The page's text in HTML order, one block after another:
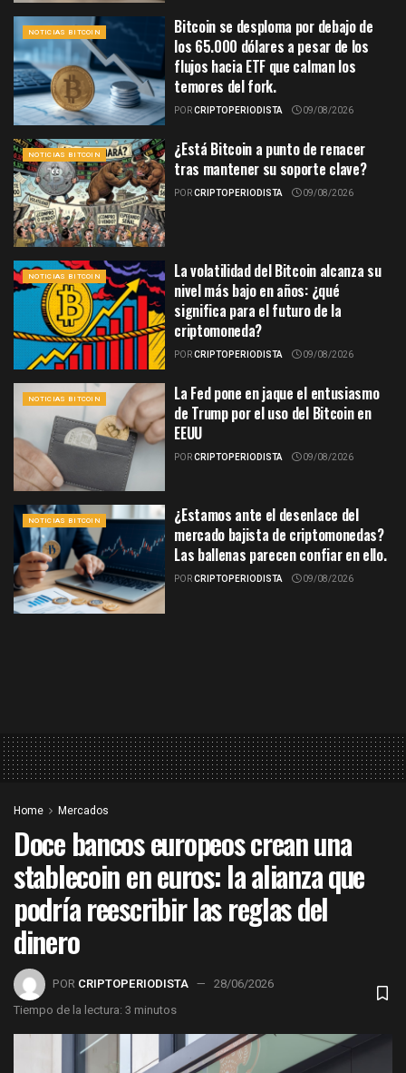
NOTICIAS BITCOIN
Bitcoin se desploma por debajo de
los 65.000 dólares a pesar de los
flujos hacia ETF que calman los
temores del fork.
PORCRIPTOPERIODISTA 09/08/2026
NOTICIAS BITCOIN
¿Está Bitcoin a punto de renacer
tras mantener su soporte clave?
PORCRIPTOPERIODISTA 09/08/2026
NOTICIAS BITCOIN
La volatilidad del Bitcoin alcanza su
nivel más bajo en años: ¿qué
significa para el futuro de la
criptomoneda?
PORCRIPTOPERIODISTA 09/08/2026
NOTICIAS BITCOIN
La Fed pone en jaque el entusiasmo
de Trump por el uso del Bitcoin en
EEUU
PORCRIPTOPERIODISTA 09/08/2026
NOTICIAS BITCOIN
¿Estamos ante el desenlace del
mercado bajista de criptomonedas?
Las ballenas parecen confiar en ello.
PORCRIPTOPERIODISTA 09/08/2026
Home Mercados
Doce bancos europeos crean una
stablecoin en euros: la alianza que
podría reescribir las reglas del
dinero
POR CRIPTOPERIODISTA
28/06/2026
Tiempo de la lectura: 3 minutos